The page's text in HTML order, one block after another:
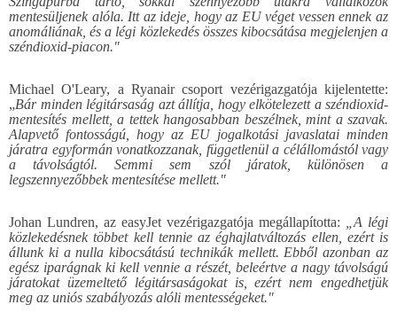
mentesüljenek alóla. Itt az ideje, hogy az EU véget vessen ennek az
anomáliának, és a légi közlekedés összes kibocsátása megjelenjen a
széndioxid-piacon."
Michael O'Leary, a Ryanair csoport vezérigazgatója kijelentette:
„Bár minden légitársaság azt állítja, hogy elkötelezett a széndioxid-
mentesítés mellett, a tettek hangosabban beszélnek, mint a szavak.
Alapvető fontosságú, hogy az EU jogalkotási javaslatai minden
járatra egyformán vonatkozzanak, függetlenül a célállomástól vagy
a távolságtól. Semmi sem szól járatok, különösen a
legszennyezőbbek mentesítése mellett."
Johan Lundren, az easyJet vezérigazgatója megállapította:
„A légi
közlekedésnek többet kell tennie az éghajlatváltozás ellen, ezért is
állunk ki a nulla kibocsátású technikák mellett. Ebből azonban az
egész iparágnak ki kell vennie a részét, beleértve a nagy távolságú
járatokat üzemeltető légitársaságokat is, ezért nem engedhetjük
meg az uniós szabályozás alóli mentességeket."